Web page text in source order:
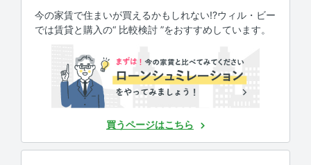
今の家賃で住まいが買えるかもしれない!?ウィル・ビー
では賃貸と購入の“ 比較検討 ”をおすすめしています。
買うページはこちら